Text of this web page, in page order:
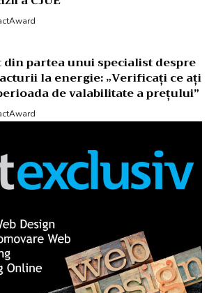
partea unui specialist despre
la energie: „Verificați ce ați
de valabilitate a prețului”